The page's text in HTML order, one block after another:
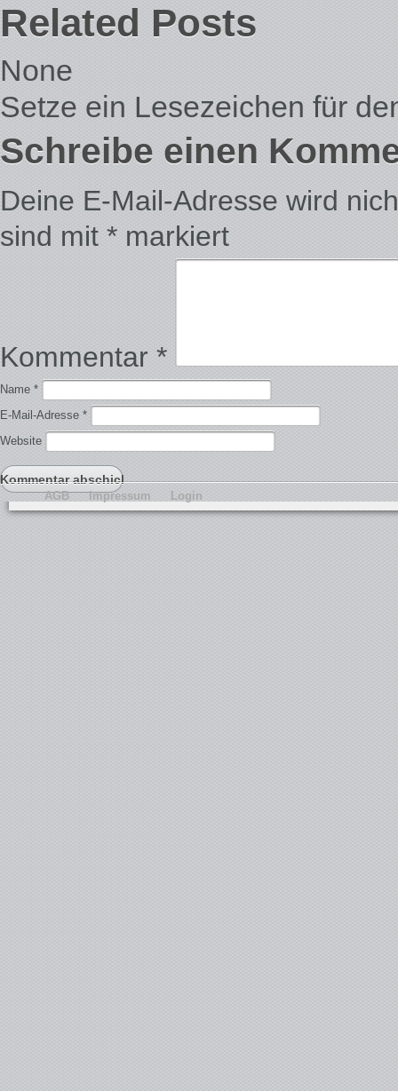
Related Posts
None
Setze ein Lesezeichen für
Schreibe einen
Deine E-Mail-Adresse wird
sind mit * markiert
Kommentar *
Name *
E-Mail-Adresse *
Website
AGB Impressum Login